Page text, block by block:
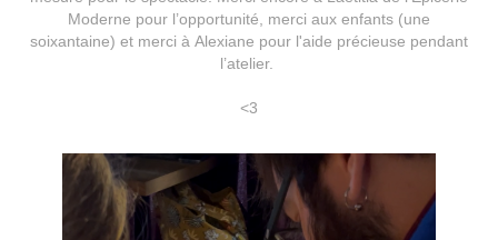
Moderne pour l’opportunité, merci aux enfants (une
soixantaine) et merci à Alexiane pour l'aide précieuse pendant
l’atelier.
<3